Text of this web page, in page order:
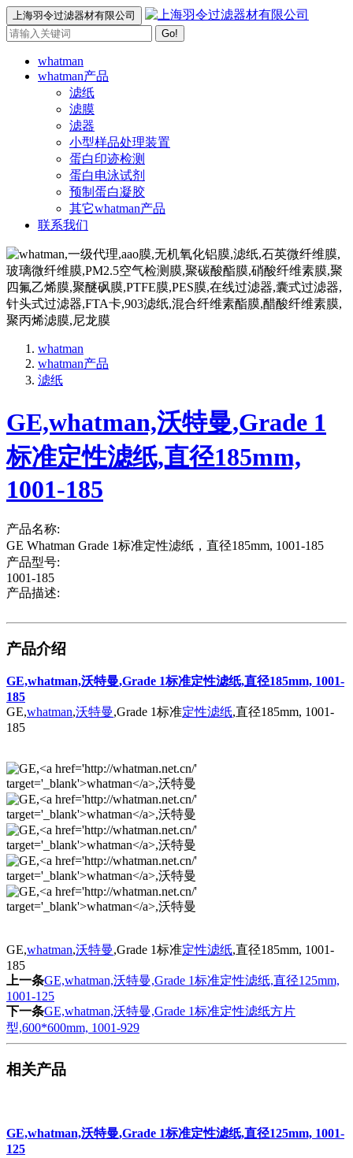
上海羽令过滤器材有限公司
Go!
whatman
whatman产品
滤纸
滤膜
滤器
小型样品处理装置
蛋白印迹检测
蛋白电泳试剂
预制蛋白凝胶
其它whatman产品
联系我们
whatman
whatman产品
滤纸
GE,whatman,沃特曼,Grade 1
标准定性滤纸,直径185mm,
1001-185
产品名称:
GE Whatman Grade 1标准定性滤纸，直径185mm, 1001-185
产品型号:
1001-185
产品描述:
产品介绍
GE,whatman,沃特曼,Grade 1标准定性滤纸,直径185mm, 1001-
185
GE,whatman,沃特曼,Grade 1标准定性滤纸,直径185mm, 1001-
185
GE,whatman,沃特曼,Grade 1标准定性滤纸,直径185mm, 1001-
185
上一条GE,whatman,沃特曼,Grade 1标准定性滤纸,直径125mm,
1001-125
下一条GE,whatman,沃特曼,Grade 1标准定性滤纸方片
型,600*600mm, 1001-929
相关产品
GE,whatman,沃特曼,Grade 1标准定性滤纸,直径125mm, 1001-
125